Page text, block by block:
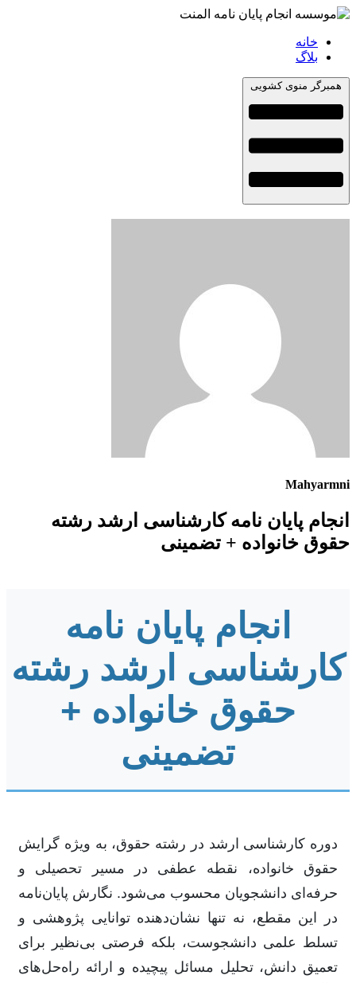
خانه
بلاگ
همبرگر منوی کشویی
Mahyarmni
انجام پایان نامه کارشناسی ارشد رشته
حقوق خانواده + تضمینی
انجام پایان نامه
کارشناسی ارشد رشته
حقوق خانواده +
تضمینی
دوره کارشناسی ارشد در رشته حقوق، به ویژه گرایش
حقوق خانواده، نقطه عطفی در مسیر تحصیلی و
حرفه‌ای دانشجویان محسوب می‌شود. نگارش پایان‌نامه
در این مقطع، نه تنها نشان‌دهنده توانایی پژوهشی و
تسلط علمی دانشجوست، بلکه فرصتی بی‌نظیر برای
تعمیق دانش، تحلیل مسائل پیچیده و ارائه راه‌حل‌های